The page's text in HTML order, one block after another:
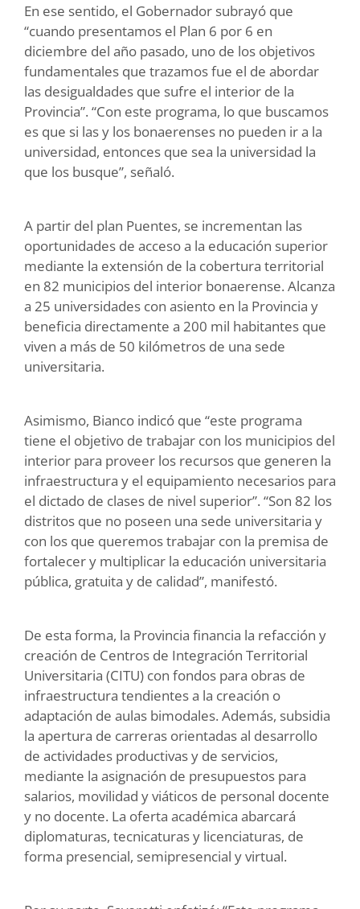
En ese sentido, el Gobernador subrayó que
“cuando presentamos el Plan 6 por 6 en
diciembre del año pasado, uno de los objetivos
fundamentales que trazamos fue el de abordar
las desigualdades que sufre el interior de la
Provincia”. “Con este programa, lo que buscamos
es que si las y los bonaerenses no pueden ir a la
universidad, entonces que sea la universidad la
que los busque”, señaló.
A partir del plan Puentes, se incrementan las
oportunidades de acceso a la educación superior
mediante la extensión de la cobertura territorial
en 82 municipios del interior bonaerense. Alcanza
a 25 universidades con asiento en la Provincia y
beneficia directamente a 200 mil habitantes que
viven a más de 50 kilómetros de una sede
universitaria.
Asimismo, Bianco indicó que “este programa
tiene el objetivo de trabajar con los municipios del
interior para proveer los recursos que generen la
infraestructura y el equipamiento necesarios para
el dictado de clases de nivel superior”. “Son 82 los
distritos que no poseen una sede universitaria y
con los que queremos trabajar con la premisa de
fortalecer y multiplicar la educación universitaria
pública, gratuita y de calidad”, manifestó.
De esta forma, la Provincia financia la refacción y
creación de Centros de Integración Territorial
Universitaria (CITU) con fondos para obras de
infraestructura tendientes a la creación o
adaptación de aulas bimodales. Además, subsidia
la apertura de carreras orientadas al desarrollo
de actividades productivas y de servicios,
mediante la asignación de presupuestos para
salarios, movilidad y viáticos de personal docente
y no docente. La oferta académica abarcará
diplomaturas, tecnicaturas y licenciaturas, de
forma presencial, semipresencial y virtual.